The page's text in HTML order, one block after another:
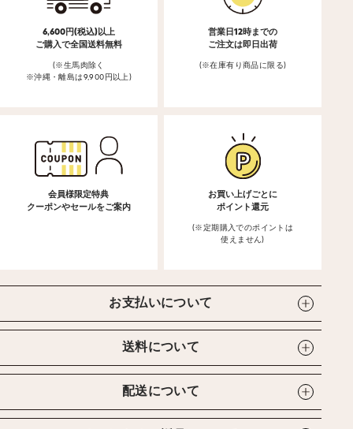
6,600円(税込)以上
ご購入で全国送料無料
(※生馬肉除く
※沖縄・離島は9,900円以上)
営業日12時までの
ご注文は即日出荷
(※在庫有り商品に限る)
会員様限定特典
クーポンやセールをご案内
お買い上げごとに
ポイント還元
(※定期購入でのポイントは
使えません)
お支払いについて
送料について
配送について